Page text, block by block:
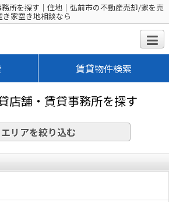
所を探す｜住地｜弘前市の不動産売却/家を売
家空き地相談なら
賃貸物件検索
店舗・賃貸事務所を探す
エリアを絞り込む